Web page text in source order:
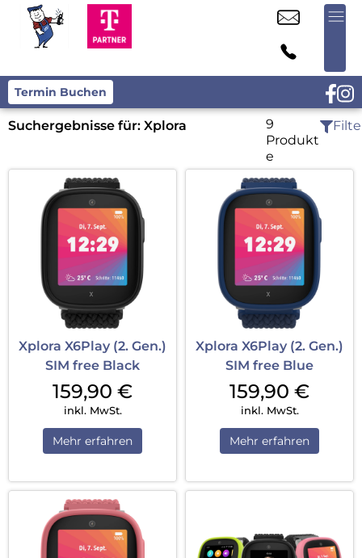
Termin Buchen
Suchergebnisse für: Xplora
9
Produkt
e
Xplora X6Play (2. Gen.)
SIM free Black
159,90 €
inkl. MwSt.
Mehr erfahren
Xplora X6Play (2. Gen.)
SIM free Blue
159,90 €
inkl. MwSt.
Mehr erfahren